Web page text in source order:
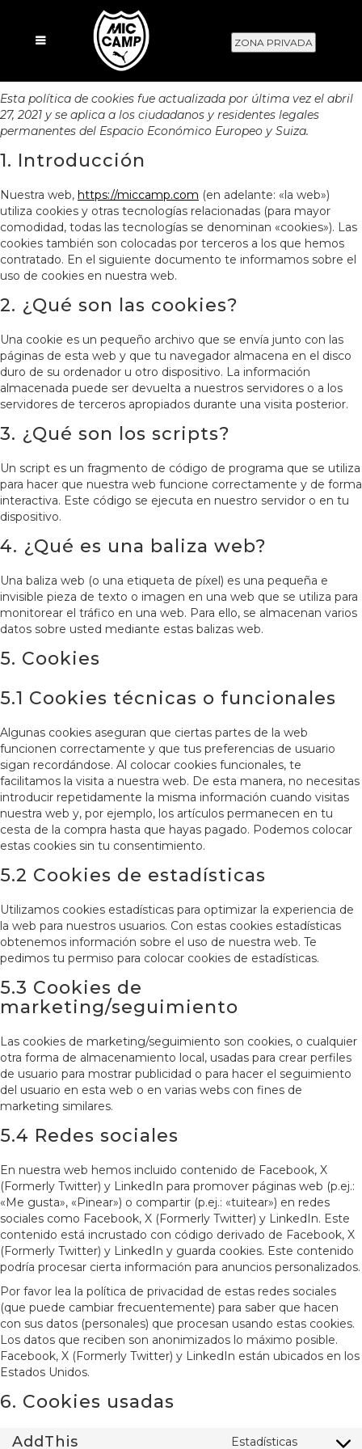
ZONA PRIVADA
Esta política de cookies fue actualizada por última vez el abril
27, 2021 y se aplica a los ciudadanos y residentes legales
permanentes del Espacio Económico Europeo y Suiza.
1. Introducción
Nuestra web, https://miccamp.com (en adelante: «la web»)
utiliza cookies y otras tecnologías relacionadas (para mayor
comodidad, todas las tecnologías se denominan «cookies»). Las
cookies también son colocadas por terceros a los que hemos
contratado. En el siguiente documento te informamos sobre el
uso de cookies en nuestra web.
2. ¿Qué son las cookies?
Una cookie es un pequeño archivo que se envía junto con las
páginas de esta web y que tu navegador almacena en el disco
duro de su ordenador u otro dispositivo. La información
almacenada puede ser devuelta a nuestros servidores o a los
servidores de terceros apropiados durante una visita posterior.
3. ¿Qué son los scripts?
Un script es un fragmento de código de programa que se utiliza
para hacer que nuestra web funcione correctamente y de forma
interactiva. Este código se ejecuta en nuestro servidor o en tu
dispositivo.
4. ¿Qué es una baliza web?
Una baliza web (o una etiqueta de píxel) es una pequeña e
invisible pieza de texto o imagen en una web que se utiliza para
monitorear el tráfico en una web. Para ello, se almacenan varios
datos sobre usted mediante estas balizas web.
5. Cookies
5.1 Cookies técnicas o funcionales
Algunas cookies aseguran que ciertas partes de la web
funcionen correctamente y que tus preferencias de usuario
sigan recordándose. Al colocar cookies funcionales, te
facilitamos la visita a nuestra web. De esta manera, no necesitas
introducir repetidamente la misma información cuando visitas
nuestra web y, por ejemplo, los artículos permanecen en tu
cesta de la compra hasta que hayas pagado. Podemos colocar
estas cookies sin tu consentimiento.
5.2 Cookies de estadísticas
Utilizamos cookies estadísticas para optimizar la experiencia de
la web para nuestros usuarios. Con estas cookies estadísticas
obtenemos información sobre el uso de nuestra web. Te
pedimos tu permiso para colocar cookies de estadísticas.
5.3 Cookies de
marketing/seguimiento
Las cookies de marketing/seguimiento son cookies, o cualquier
otra forma de almacenamiento local, usadas para crear perfiles
de usuario para mostrar publicidad o para hacer el seguimiento
del usuario en esta web o en varias webs con fines de
marketing similares.
5.4 Redes sociales
En nuestra web hemos incluido contenido de Facebook, X
(Formerly Twitter) y LinkedIn para promover páginas web (p.ej.:
«Me gusta», «Pinear») o compartir (p.ej.: «tuitear») en redes
sociales como Facebook, X (Formerly Twitter) y LinkedIn. Este
contenido está incrustado con código derivado de Facebook, X
(Formerly Twitter) y LinkedIn y guarda cookies. Este contenido
podría procesar cierta información para anuncios personalizados.
Por favor lea la política de privacidad de estas redes sociales
(que puede cambiar frecuentemente) para saber que hacen
con sus datos (personales) que procesan usando estas cookies.
Los datos que reciben son anonimizados lo máximo posible.
Facebook, X (Formerly Twitter) y LinkedIn están ubicados en los
Estados Unidos.
6. Cookies usadas
AddThis Estadísticas